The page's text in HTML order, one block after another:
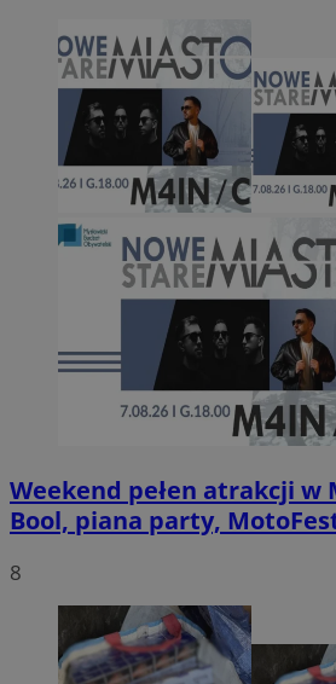
Weekend pełen atrakcji w
Bool, piana party,
8